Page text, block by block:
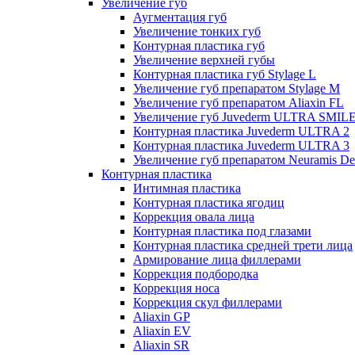
Увеличение губ
Аугментация губ
Увеличение тонких губ
Контурная пластика губ
Увеличение верхней губы
Контурная пластика губ Stylage L
Увеличение губ препаратом Stylage M
Увеличение губ препаратом Aliaxin FL
Увеличение губ Juvederm ULTRA
Контурная пластика Juvederm ULTRA 2
Контурная пластика Juvederm ULTRA 3
Увеличение губ препаратом Neuramis
Контурная пластика
Интимная пластика
Контурная пластика ягодиц
Коррекция овала лица
Контурная пластика под глазами
Контурная пластика средней трети лица
Армирование лица филлерами
Коррекция подбородка
Коррекция носа
Коррекция скул филлерами
Aliaxin GP
Aliaxin EV
Aliaxin SR